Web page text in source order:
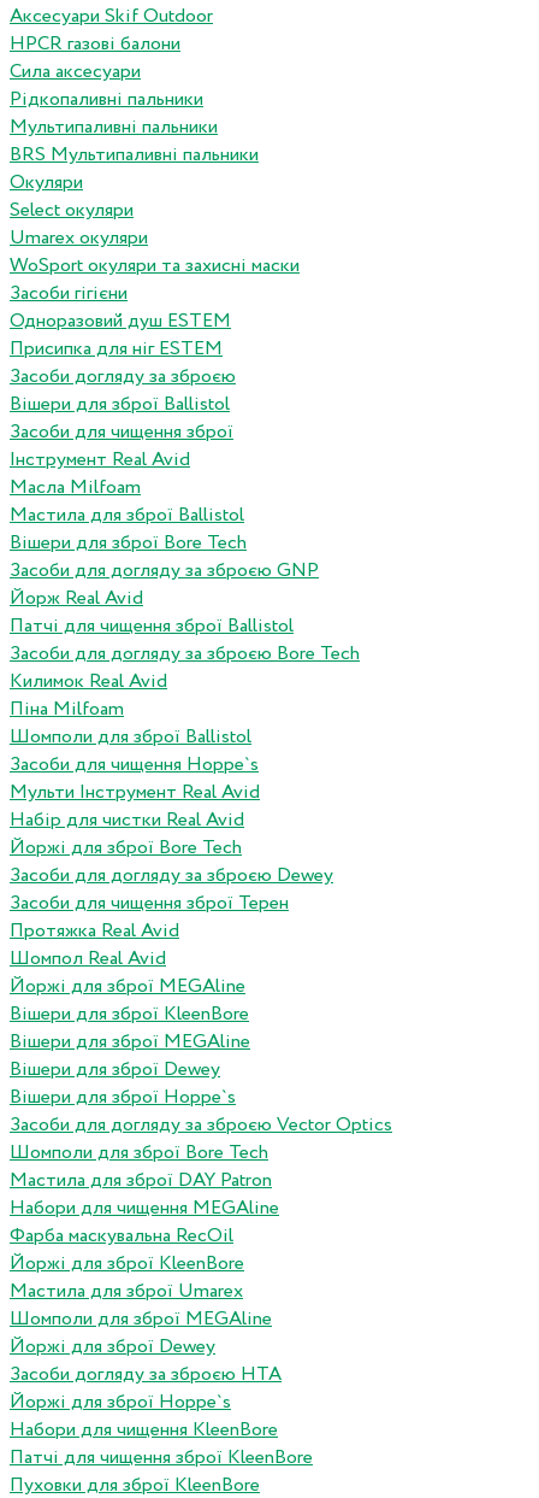
Аксесуари Skif Outdoor
HPCR газові балони
Сила аксесуари
Рідкопаливні пальники
Мультипаливні пальники
BRS Мультипаливні пальники
Окуляри
Select окуляри
Umarex окуляри
WoSport окуляри та захисні маски
Засоби гігієни
Одноразовий душ ESTEM
Присипка для ніг ESTEM
Засоби догляду за зброєю
Вішери для зброї Ballistol
Засоби для чищення зброї
Інструмент Real Avid
Масла Milfoam
Мастила для зброї Ballistol
Вішери для зброї Bore Tech
Засоби для догляду за зброєю GNP
Йорж Real Avid
Патчі для чищення зброї Ballistol
Засоби для догляду за зброєю Bore Tech
Килимок Real Avid
Піна Milfoam
Шомполи для зброї Ballistol
Засоби для чищення Hoppe`s
Мульти Інструмент Real Avid
Набір для чистки Real Avid
Йоржі для зброї Bore Tech
Засоби для догляду за зброєю Dewey
Засоби для чищення зброї Терен
Протяжка Real Avid
Шомпол Real Avid
Йоржі для зброї MEGAline
Вішери для зброї KleenBore
Вішери для зброї MEGAline
Вішери для зброї Dewey
Вішери для зброї Hoppe`s
Засоби для догляду за зброєю Vector Optics
Шомполи для зброї Bore Tech
Мастила для зброї DAY Patron
Набори для чищення MEGAline
Фарба маскувальна RecOil
Йоржі для зброї KleenBore
Мастила для зброї Umarex
Шомполи для зброї MEGAline
Йоржі для зброї Dewey
Засоби догляду за зброєю HTA
Йоржі для зброї Hoppe`s
Набори для чищення KleenBore
Патчі для чищення зброї KleenBore
Пуховки для зброї KleenBore